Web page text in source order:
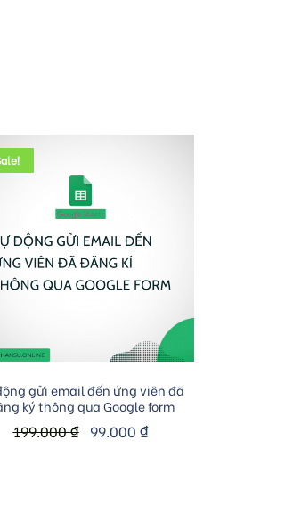
Add to cart
gửi email đến ứng viên đã
ký thông qua Google form
199.000₫ 99.000 ₫